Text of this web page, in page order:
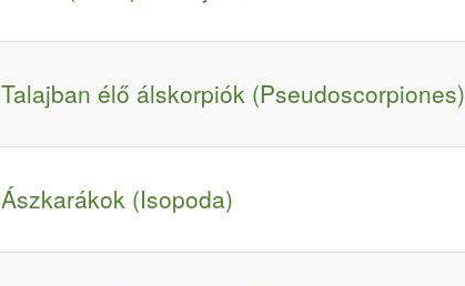
Talajban élő álskorpiók (Pseudoscorpiones)
Ászkarákok (Isopoda)